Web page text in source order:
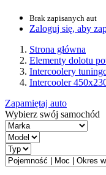
Brak zapisanych aut
Zaloguj się, aby
Strona główna
Elementy dolotu
Intercoolery
Intercooler
Zapamiętaj auto
Wybierz swój samochód